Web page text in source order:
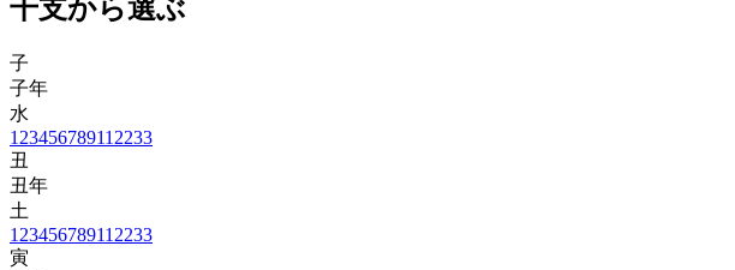
干支から選ぶ
子
子年
水
1 2345678911 2233
丑
丑年
土
1 2345678911 2233
寅